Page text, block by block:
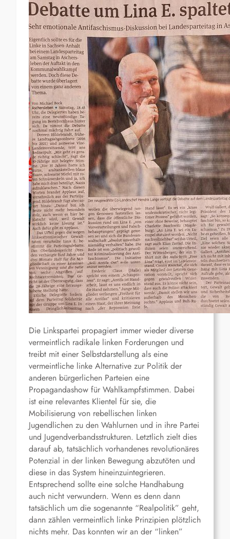
Die Linkspartei propagiert immer wieder diverse
vermeintlich radikale linken Forderungen und
treibt mit einer Selbstdarstellung als eine
vermeintliche linke Alternative zur Politik der
anderen bürgerlichen Parteien eine
Propagandashow für Wahlkampfstimmen. Dabei
ist eine relevantes Klientel für sie, die
Mobilisierung von rebellischen linken
Jugendlichen zu den Wahlurnen und in ihre Partei
und Jugendverbandsstrukturen. Letztlich zielt dies
darauf ab, tatsächlich vorhandenes revolutionäres
Potenzial in der linken Bewegung abzutöten und
diese in das System hineinzuintegrieren.
Entsprechend sollte eine solche Handhabung
auch nicht verwundern. Wenn es denn dann
tatsächlich um die sogenannte “Realpolitik” geht,
dann zählen vermeintlich linke Prinzipien plötzlich
nichts mehr. Das konnten wir an der “linken”